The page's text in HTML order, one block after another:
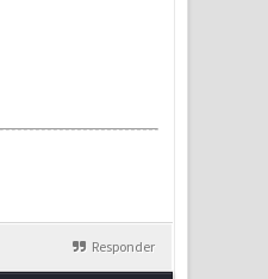
Responder